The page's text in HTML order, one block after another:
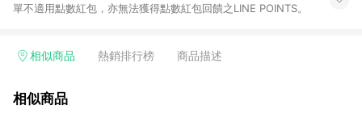
單不適用點數紅包，亦無法獲得點數紅包回饋之LINE POINTS。
相似商品 熱銷排行榜 商品描述
相似商品